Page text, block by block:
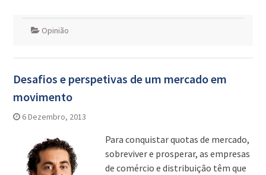
Opinião
Desafios e perspetivas de um mercado em
movimento
6 Dezembro, 2013
Para conquistar quotas de mercado,
sobreviver e prosperar, as empresas
de comércio e distribuição têm que